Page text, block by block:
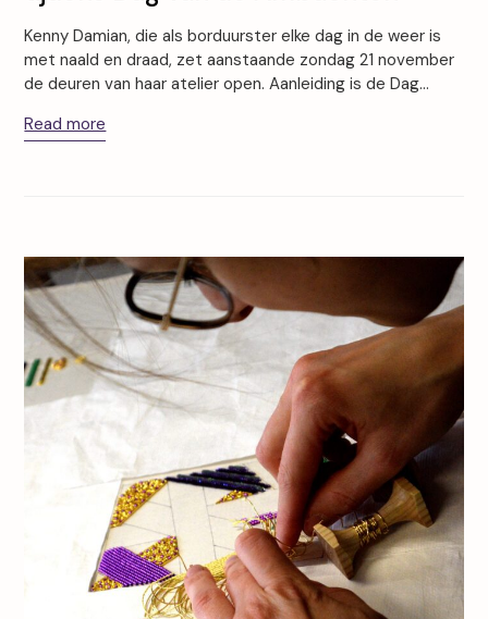
Kenny Damian, die als borduurster elke dag in de weer is
met naald en draad, zet aanstaande zondag 21 november
de deuren van haar atelier open. Aanleiding is de Dag…
Read more